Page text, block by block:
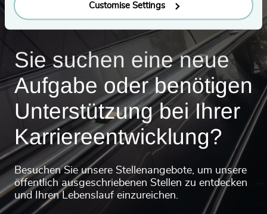
Customise Settings
Sie suchen eine neue
Aufgabe oder benötigen
Unterstützung bei Ihrer
Karriereentwicklung?
Besuchen Sie unsere Stellenangebote, um unsere
öffentlich ausgeschriebenen Stellen zu entdecken
und Ihren Lebenslauf einzureichen.